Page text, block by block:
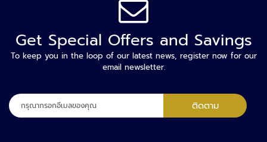
ร
ะ
ต
ร
Get Special Offers and Savings
To keep you in the loop of our latest news, register now for our
email newsletter.
ลง
ทะเบียน
ติดตาม